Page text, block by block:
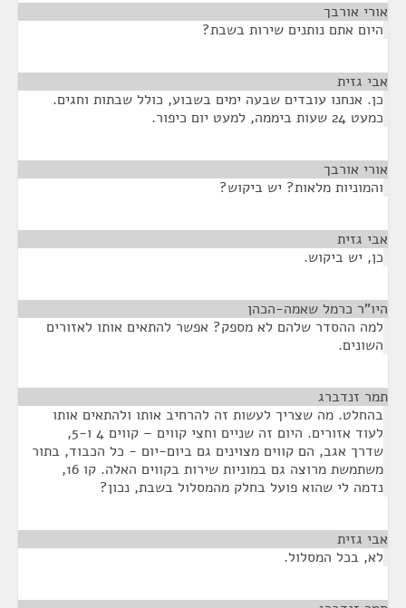
אורי אורבך
היום אתם נותנים שירות בשבת?
אבי גזית
כן. אנחנו עובדים שבעה ימים בשבוע, כולל שבתות וחגים.
כמעט 24 שעות ביממה, למעט יום כיפור.
אורי אורבך
והמוניות מלאות? יש ביקוש?
אבי גזית
כן, יש ביקוש.
היו"ר כרמל שאמה-הכהן
למה ההסדר שלהם לא מספק? אפשר להתאים אותו לאזורים
השונים.
תמר זנדברג
בהחלט. מה שצריך לעשות זה להרחיב אותו ולהתאים אותו
לעוד אזורים. היום זה שניים וחצי קווים – קווים 4 ו-5,
שדרך אגב, הם קווים מצוינים גם ביום-יום - כל הכבוד, בתור
משתמשת מרוצה גם במוניות שירות בקווים האלה. קו 16,
נדמה לי שהוא פועל בחלק מהמסלול בשבת, נכון?
אבי גזית
לא, בכל המסלול.